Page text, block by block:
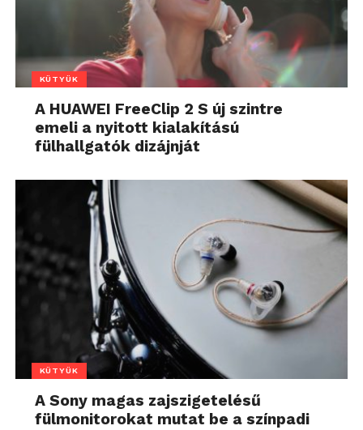
KÜTYÜK
A HUAWEI FreeClip 2 S új szintre
emeli a nyitott kialakítású
fülhallgatók dizájnját
KÜTYÜK
A Sony magas zajszigetelésű
fülmonitorokat mutat be a színpadi